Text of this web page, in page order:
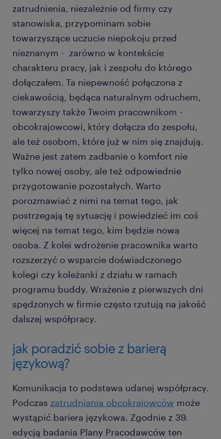
zatrudnienia, niezależnie od firmy czy
stanowiska, przypominam sobie
towarzyszące uczucie niepokoju przed
nieznanym - zarówno w kontekście
charakteru pracy, jak i zespołu do którego
dołączałem. Ta niepewność połączona z
ciekawością, będąca naturalnym odruchem,
towarzyszy także Twoim pracownikom -
obcokrajowcowi, który dołącza do zespołu,
ale też osobom, które już w nim się znajdują.
Ważne jest zatem zadbanie o komfort nie
tylko nowej osoby, ale też odpowiednie
przygotowanie pozostałych. Warto
porozmawiać z nimi na temat tego, jak
postrzegają tę sytuację i powiedzieć im coś
więcej na temat tego, kim będzie nowa
osoba. Z kolei wdrożenie pracownika warto
rozszerzyć o wsparcie doświadczonego
kolegi czy koleżanki z działu w ramach
programu buddy. Wrażenie z pierwszych dni
spędzonych w firmie często rzutują na jakość
dalszej współpracy.
jak poradzić sobie z barierą
językową?
Komunikacja to podstawa udanej współpracy.
Podczas zatrudniania obcokrajowców może
wystąpić bariera językowa. Zgodnie z 39.
edycją badania Plany Pracodawców ten